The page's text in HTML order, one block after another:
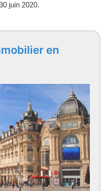
juin 2020.
en